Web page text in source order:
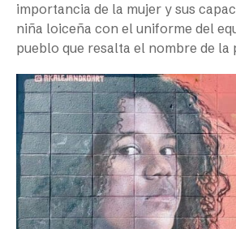
importancia de la mujer y sus
niña loiceña con el uniforme del
pueblo que resalta el nombre de la